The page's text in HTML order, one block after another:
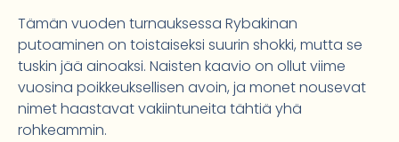
Tämän vuoden turnauksessa Rybakinan
putoaminen on toistaiseksi suurin shokki, mutta se
tuskin jää ainoaksi. Naisten kaavio on ollut viime
vuosina poikkeuksellisen avoin, ja monet nousevat
nimet haastavat vakiintuneita tähtiä yhä
rohkeammin.